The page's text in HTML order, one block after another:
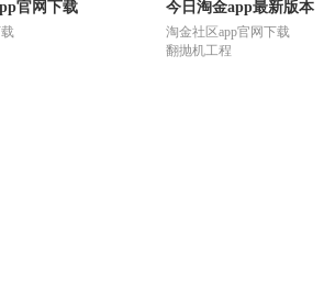
官网下载 今日淘金app最新版本
淘金社区app官网下载
翻抛机工程